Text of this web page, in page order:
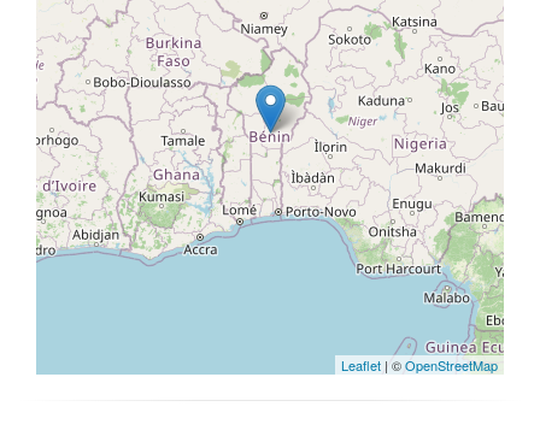
Leaflet | ©OpenStreetMap